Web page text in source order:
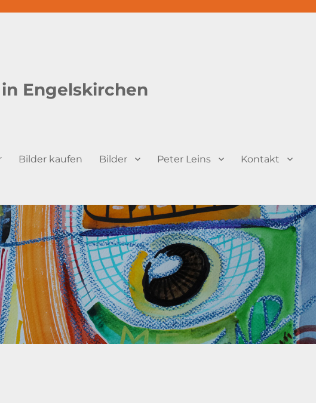
Engelskirchen
Bilder kaufen Bilder Peter Leins Kontakt